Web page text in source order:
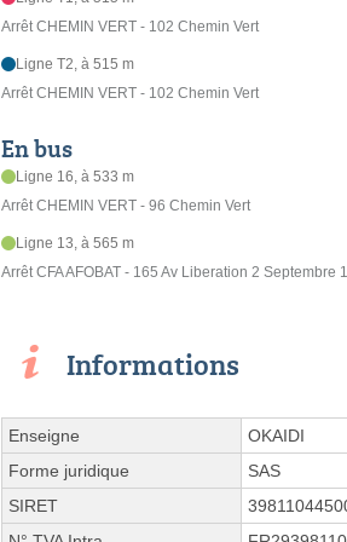
Arrêt CHEMIN VERT - 102 Chemin Vert
Ligne T2, à 515 m
Arrêt CHEMIN VERT - 102 Chemin Vert
En bus
Ligne 16, à 533 m
Arrêt CHEMIN VERT - 96 Chemin Vert
Ligne 13, à 565 m
Arrêt CFA AFOBAT - 165 Av Liberation 2 Septembre
Informations
Enseigne
OKAIDI
Forme juridique
SAS
SIRET